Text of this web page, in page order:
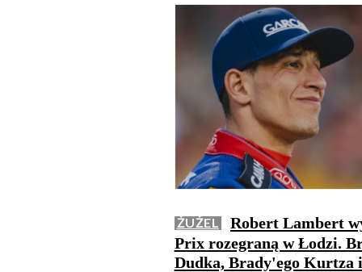
ŻUŻEL
Robert Lambert
Prix rozegraną w Łodzi.
Dudka, Brady'ego Kurtza